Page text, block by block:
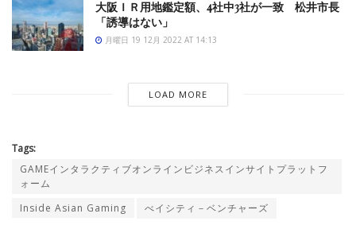
大阪ＩＲ用地鑑定額、4社中3社が一致 松井市長
「誘導はない」
月曜日 19 12月 2022 AT 14:13
LOAD MORE
Tags:
GAMEインタラクティブオンラインビジネスインサイトプラットフ
ォーム
Inside Asian Gaming
べイシティ－ベンチャーズ